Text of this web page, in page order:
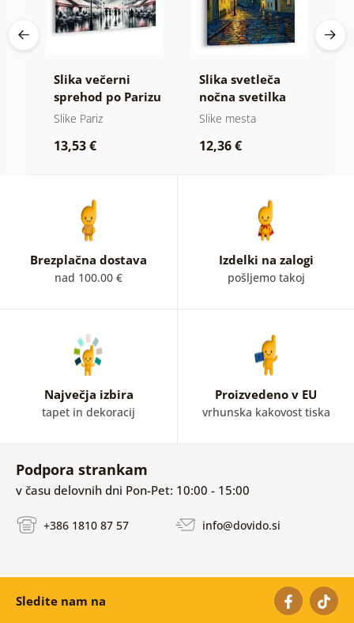
Slika večerni
sprehod po Parizu
Slike Pariz
13,53 €
Slika svetleča
nočna svetilka
Slike mesta
12,36 €
Brezplačna dostava
nad 100.00 €
Izdelki na zalogi
pošljemo takoj
Največja izbira
tapet in dekoracij
Proizvedeno v EU
vrhunska kakovost tiska
Podpora strankam
v času delovnih dni Pon-Pet: 10:00 - 15:00
+386 1810 87 57 info@dovido.si
Sledite nam na